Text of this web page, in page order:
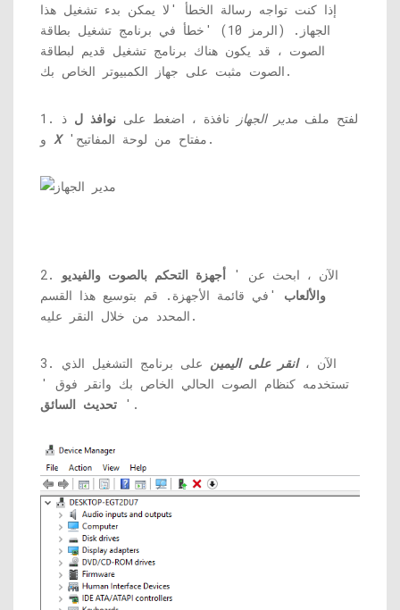
إذا كنت تواجه رسالة الخطأ 'لا يمكن بدء تشغيل هذا
الجهاز. (الرمز 10) 'خطأ في برنامج تشغيل بطاقة
الصوت ، قد يكون هناك برنامج تشغيل قديم لبطاقة
الصوت مثبت على جهاز الكمبيوتر الخاص بك.
1. لفتح ملف مدير الجهاز نافذة ، اضغط على نوافذ ل ذ
X 'مفتاح من لوحة المفاتيح.
2. الآن ، ابحث عن ' أجهزة التحكم بالصوت والفيديو
والألعاب 'في قائمة الأجهزة. قم بتوسيع هذا القسم
المحدد من خلال النقر عليه.
3. الآن ،انقر على اليمين على برنامج التشغيل الذي
تستخدمه كنظام الصوت الحالي الخاص بك وانقر فوق '
تحديث السائق '.